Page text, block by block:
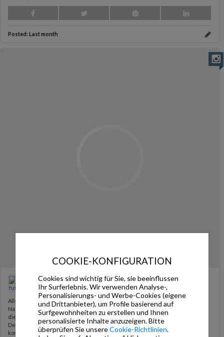
Posted: Last month
futurasmusgmbh.knxgroup
Aller guten Dinge sind drei.
Nach zwei Universaldimmern folgt heute der nächste Siemens-Klassiker –
diesmal für den dezentralen Unterputzeinbau.
Der Siemens UP 525/13 eignet sich ideal für einzelne Lichtkreise und
kombiniert kompakte Bauweise mit zuverlässiger KNX-Dimmtechnik.
COOKIE-KONFIGURATION
Cookies sind wichtig für Sie, sie beeinflussen
Ihr Surferlebnis. Wir verwenden Analyse-,
Personalisierungs- und Werbe-Cookies (eigene
und Drittanbieter), um Profile basierend auf
Surfgewohnheiten zu erstellen und Ihnen
personalisierte Inhalte anzuzeigen. Bitte
überprüfen Sie unsereCookie-Richtlinien.